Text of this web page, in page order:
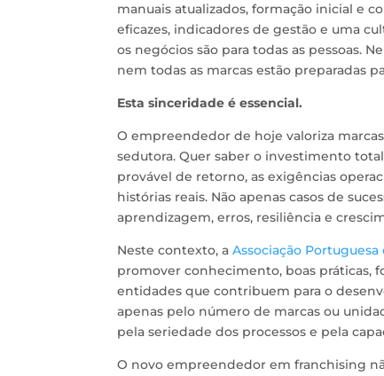
manuais atualizados, formação inicial e
eficazes, indicadores de gestão e uma
os negócios são para todas as pessoas.
nem todas as marcas estão preparadas
Esta sinceridade é essencial.
O empreendedor de hoje valoriza
sedutora. Quer saber o investimento
provável de retorno, as exigências
histórias reais. Não apenas casos de
aprendizagem, erros, resiliência e
Neste contexto, a Associação
promover conhecimento, boas práticas,
entidades que contribuem para o
apenas pelo número de marcas ou
pela seriedade dos processos e pela
O novo empreendedor em franchising